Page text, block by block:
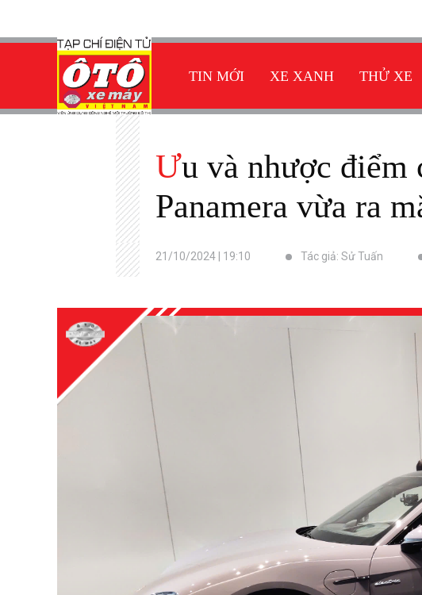
TIN MỚI XE XANH THỬ XE
Ưu và nhược điểm của xe điện Porsche Taycan và xe xăng
Panamera vừa ra
21/10/2024 | 19:10 Tác giả: Sử Tuấn